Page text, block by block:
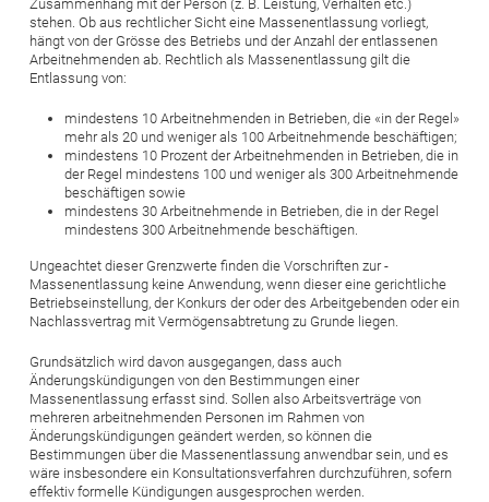
Zusammenhang mit der Person (z. B. Leistung, Verhalten etc.)
stehen. Ob aus rechtlicher Sicht eine Massenentlassung vorliegt,
hängt von der Grösse des Betriebs und der Anzahl der entlassenen
Arbeitnehmenden ab. Rechtlich als Massenentlassung gilt die
Entlassung von:
mindestens 10 Arbeitnehmenden in Betrieben, die «in der Regel»
mehr als 20 und weniger als 100 Arbeitnehmende beschäftigen;
mindestens 10 Prozent der Arbeitnehmenden in Betrieben, die in
der Regel mindestens 100 und weniger als 300 Arbeitnehmende
beschäftigen sowie
mindestens 30 Arbeitnehmende in Betrieben, die in der Regel
mindestens 300 Arbeitnehmende beschäftigen.
Ungeachtet dieser Grenzwerte finden die Vorschriften zur ­
Massenentlassung keine Anwendung, wenn dieser eine gerichtliche
Betriebseinstellung, der Konkurs der oder des Arbeitgebenden oder ein
Nachlassvertrag mit Vermögensabtretung zu Grunde liegen.
Grundsätzlich wird davon ausgegangen, dass auch
Änderungskündigungen von den Bestimmungen einer
Massenentlassung erfasst sind. Sollen also Arbeitsverträge von
mehreren arbeitnehmenden Personen im Rahmen von
Änderungskündigungen geändert werden, so können die
Bestimmungen über die Massenentlassung anwendbar sein, und es
wäre insbesondere ein Konsultationsverfahren durchzuführen, sofern
effektiv formelle Kündigungen ausgesprochen werden.